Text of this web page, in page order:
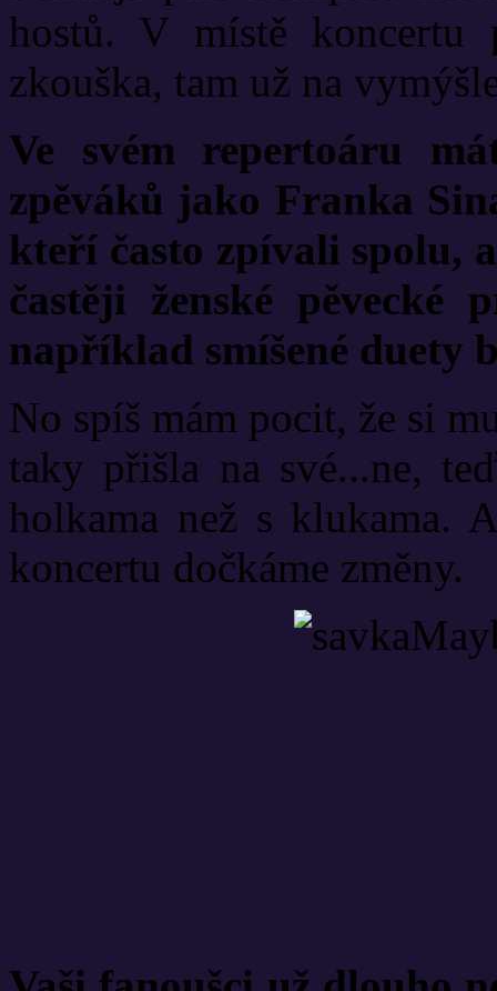
hostů. V místě koncertu
zkouška, tam už na
Ve svém repertoáru
zpěváků jako Franka
kteří často zpívali spolu,
častěji ženské
například smíšené duety
No spíš mám pocit, že si
taky přišla na své...ne,
holkama než s klukama.
koncertu dočkáme změny.